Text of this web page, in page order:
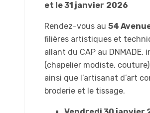
et le 31 janvier 2026
Rendez-vous au 54
filières artistiques et
allant du CAP au
(chapelier modiste,
ainsi que l’artisanat d’art
broderie et le tissage.